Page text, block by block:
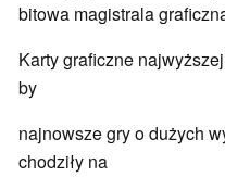
bitowa magistrala
Karty graficzne
by
najnowsze gry o dużych
chodziły na